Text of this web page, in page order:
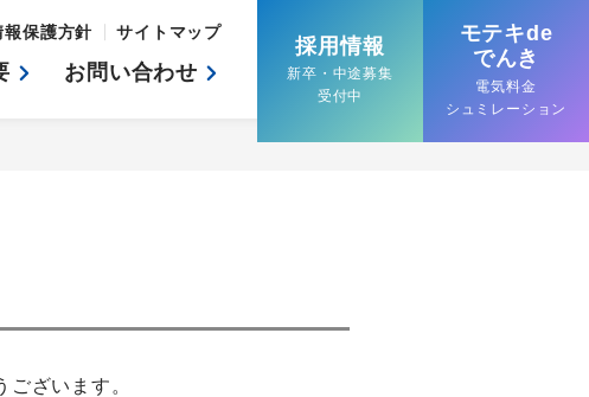
お問い合わせ
報保護方針 サイトマップ
採用情報
新卒・中途募集
受付中
モテキde
でんき
電気料金
シュミレーション
ございます。